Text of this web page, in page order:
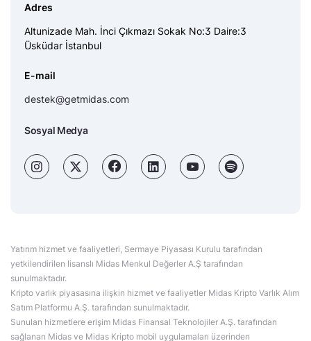
Adres
Altunizade Mah. İnci Çıkmazı Sokak No:3 Daire:3
Üsküdar İstanbul
E-mail
destek@getmidas.com
Sosyal Medya
Yatırım hizmet ve faaliyetleri, Sermaye Piyasası Kurulu tarafından
yetkilendirilen lisanslı Midas Menkul Değerler A.Ş tarafından
sunulmaktadır.
Kripto varlık piyasasına ilişkin hizmet ve faaliyetler Midas Kripto Varlık Alım
Satım Platformu A.Ş. tarafından sunulmaktadır.
Sunulan hizmetlere erişim Midas Finansal Teknolojiler A.Ş. tarafından
sağlanan Midas ve Midas Kripto mobil uygulamaları üzerinden